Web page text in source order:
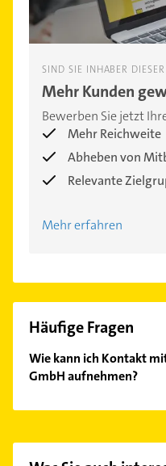
SIND SIE INHABER
Mehr Kunden
Bewerben Sie jetzt
Mehr Reichweite
Abheben von
Relevante
Mehr erfahren
Häufige Fragen
Wie kann ich Kontakt
GmbH aufnehmen?